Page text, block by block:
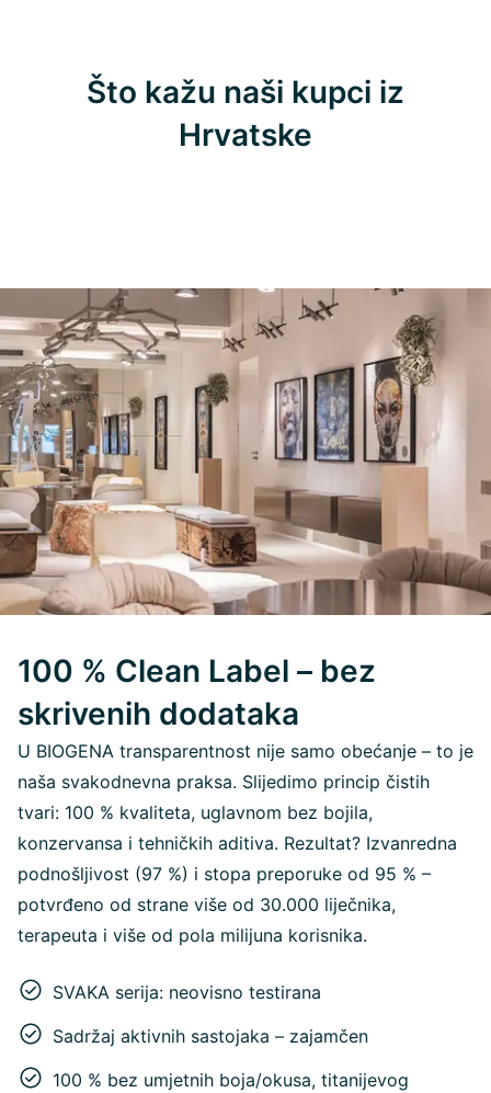
Što kažu naši kupci iz
Hrvatske
100 % Clean Label – bez
skrivenih dodataka
U BIOGENA transparentnost nije samo obećanje – to je
naša svakodnevna praksa. Slijedimo princip čistih
tvari: 100 % kvaliteta, uglavnom bez bojila,
konzervansa i tehničkih aditiva. Rezultat? Izvanredna
podnošljivost (97 %) i stopa preporuke od 95 % –
potvrđeno od strane više od 30.000 liječnika,
terapeuta i više od pola milijuna korisnika.
SVAKA serija: neovisno testirana
Sadržaj aktivnih sastojaka – zajamčen
100 % bez umjetnih boja/okusa, titanijevog